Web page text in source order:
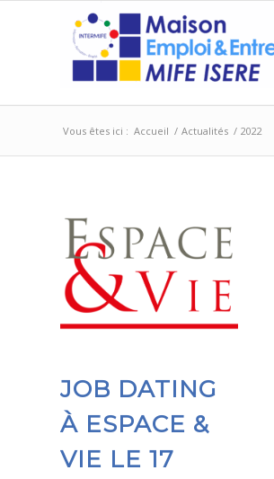
Vous êtes ici : Accueil / Actualités / 2022
JOB DATING
À ESPACE &
VIE LE 17